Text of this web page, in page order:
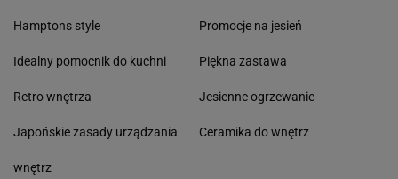
Hamptons style
Idealny pomocnik do kuchni
Retro wnętrza
Japońskie zasady urządzania
wnętrz
Promocje na jesień
Piękna zastawa
Jesienne ogrzewanie
Ceramika do wnętrz